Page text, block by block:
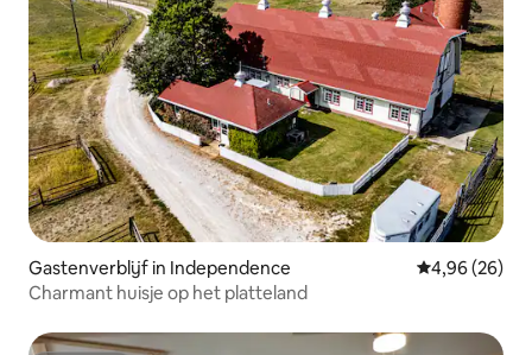
Gastenverblijf in Independence Gemiddelde
4,96 (26)
Charmant huisje op het platteland